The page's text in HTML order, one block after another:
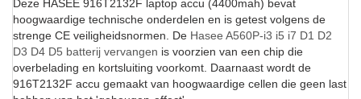
Deze HASEE 916T2132F laptop accu (4400mah) bevat
hoogwaardige technische onderdelen en is getest volgens de
strenge CE veiligheidsnormen. De Hasee A560P-i3 i5 i7 D1 D2
D3 D4 D5 batterij vervangen is voorzien van een chip die
overbelading en kortsluiting voorkomt. Daarnaast wordt de
916T2132F accu gemaakt van hoogwaardige cellen die geen last